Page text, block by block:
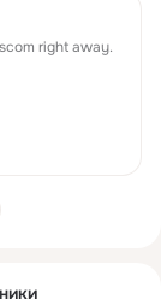
right away.